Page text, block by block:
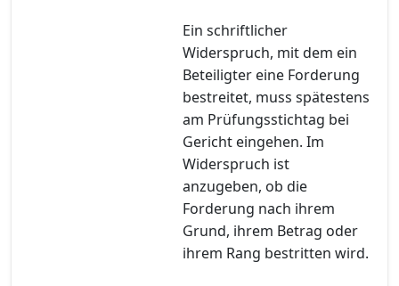
Ein schriftlicher
Widerspruch, mit dem ein
Beteiligter eine Forderung
bestreitet, muss spätestens
am Prüfungsstichtag bei
Gericht eingehen. Im
Widerspruch ist
anzugeben, ob die
Forderung nach ihrem
Grund, ihrem Betrag oder
ihrem Rang bestritten wird.